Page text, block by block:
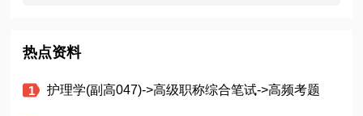
热点资料
护理学(副高047)->高级职称综合笔试->高频考题